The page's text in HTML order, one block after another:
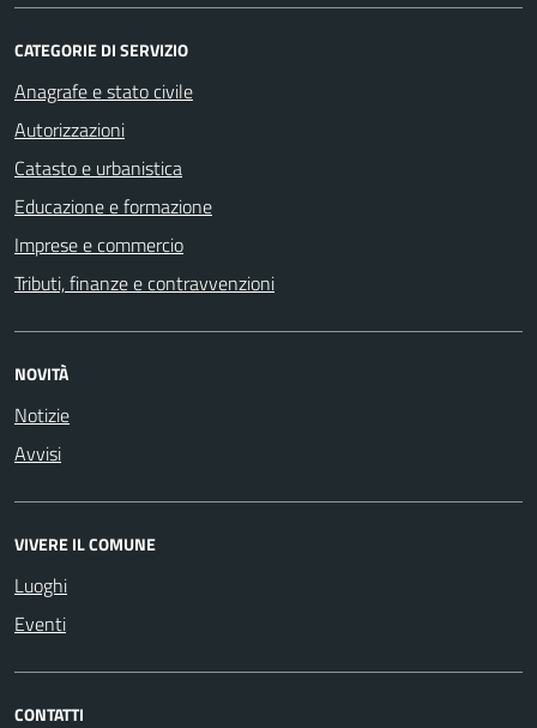
CATEGORIE DI SERVIZIO
Anagrafe e stato civile
Autorizzazioni
Catasto e urbanistica
Educazione e formazione
Imprese e commercio
Tributi, finanze e contravvenzioni
NOVITÀ
Notizie
Avvisi
VIVERE IL COMUNE
Luoghi
Eventi
CONTATTI